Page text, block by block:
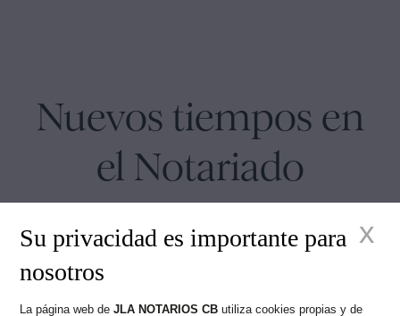
Nuevos tiempos en
el Notariado
Juan Madridejos Velasco
Su privacidad es importante para
nosotros
La página web de JLA NOTARIOS CB utiliza cookies propias y de
x